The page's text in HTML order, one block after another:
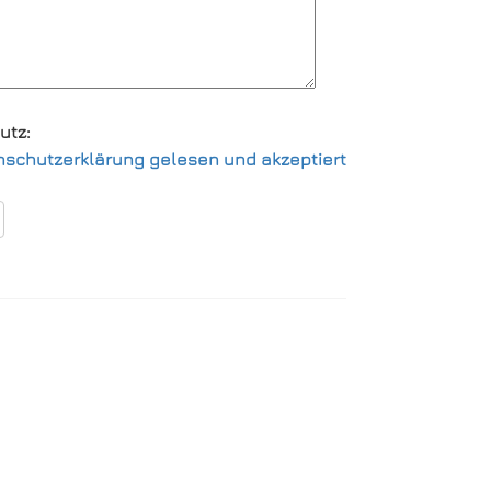
dieses Feld leer.
gelesen und akzeptiert